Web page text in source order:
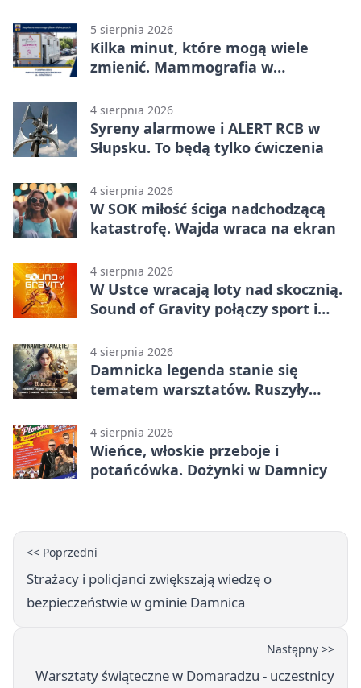
5 sierpnia 2026
Kilka minut, które mogą wiele
zmienić. Mammografia w
4 sierpnia 2026
Syreny alarmowe i ALERT RCB w
Słupsku. To będą tylko ćwiczenia
4 sierpnia 2026
W SOK miłość ściga nadchodzącą
katastrofę. Wajda wraca na ekran
4 sierpnia 2026
W Ustce wracają loty nad skocznią.
Sound of Gravity połączy sport i
4 sierpnia 2026
Damnicka legenda stanie się
tematem warsztatów. Ruszyły
4 sierpnia 2026
Wieńce, włoskie przeboje i
potańcówka. Dożynki w Damnicy
<< Poprzedni
Strażacy i policjanci zwiększają wiedzę o
bezpieczeństwie w gminie Damnica
Następny >>
Warsztaty świąteczne w Domaradzu - uczestnicy